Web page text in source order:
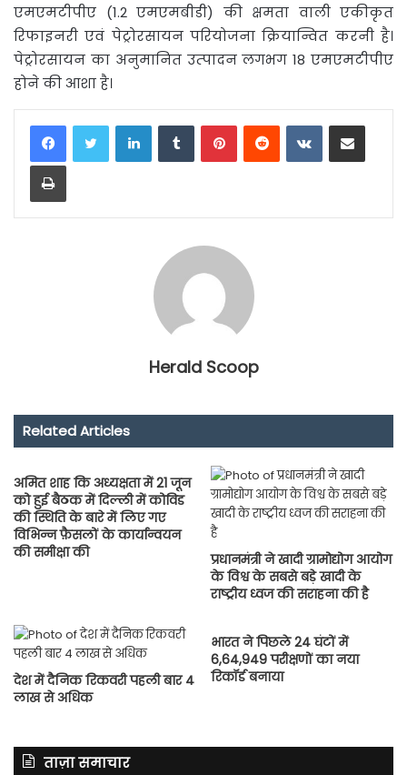
एमएमटीपीए (1.2 एमएमबीडी) की क्षमता वाली एकीकृत
रिफाइनरी एवं पेट्रोरसायन परियोजना क्रियान्वित करनी है।
पेट्रोरसायन का अनुमानित उत्‍पादन लगभग 18 एमएमटीपीए
होने की आशा है।
LinkedInTumblrPinterestReddit VKontakteShare via Email
Print
Herald Scoop
Related Articles
अमित शाह कि अध्यक्षता में 21 जून
को हुई बैठक में दिल्ली में कोविड
की स्थिति के बारे में लिए गए
विभिन्न फ़ैसलों के कार्यान्वयन
की समीक्षा की
प्रधानमंत्री ने खादी ग्रामोद्योग आयोग
के विश्व के सबसे बड़े खादी के
राष्ट्रीय ध्वज की सराहना की है
देश में दैनिक रिकवरी पहली बार 4
लाख से अधिक
भारत ने पिछले 24 घंटों में
6,64,949 परीक्षणों का नया
रिकॉर्ड बनाया
ताज़ा समाचार